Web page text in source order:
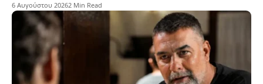
6 Αυγούστου 20262 Min Read